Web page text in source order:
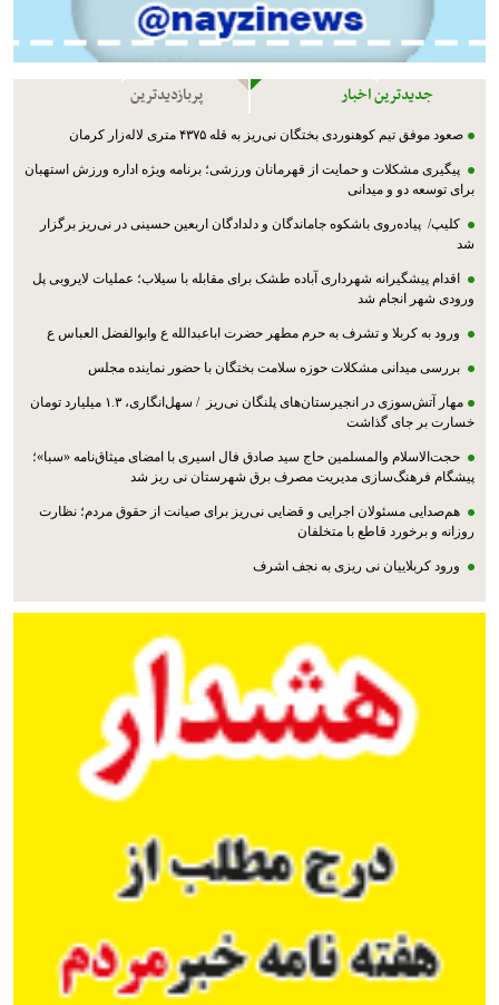
جدیدترین اخبار پربازدیدترین
صعود موفق تیم کوهنوردی بختگان نی‌ریز به قله ۴۳۷۵ متری لاله‌زار کرمان
پیگیری مشکلات و حمایت از قهرمانان ورزشی؛ برنامه ویژه اداره ورزش استهبان
برای توسعه دو و میدانی
کلیپ/ پیاده‌روی باشکوه جاماندگان و دلدادگان اربعین حسینی در نی‌ریز برگزار
شد
اقدام پیشگیرانه شهرداری آباده طشک برای مقابله با سیلاب؛ عملیات لایروبی پل
ورودی شهر انجام شد
ورود به کربلا و تشرف به حرم مطهر حضرت اباعبدالله ع وابوالفضل العباس ع
بررسی میدانی مشکلات حوزه سلامت بختگان با حضور نماینده مجلس
مهار آتش‌سوزی در انجیرستان‌های پلنگان نی‌ریز / سهل‌انگاری، ۱.۳ میلیارد تومان
خسارت بر جای گذاشت
حجت‌الاسلام والمسلمین حاج سید صادق فال اسیری با امضای میثاق‌نامه «سبا»؛
پیشگام فرهنگ‌سازی مدیریت مصرف برق شهرستان نی ریز شد
هم‌صدایی مسئولان اجرایی و قضایی نی‌ریز برای صیانت از حقوق مردم؛ نظارت
روزانه و برخورد قاطع با متخلفان
ورود کربلاییان نی ریزی به نجف اشرف